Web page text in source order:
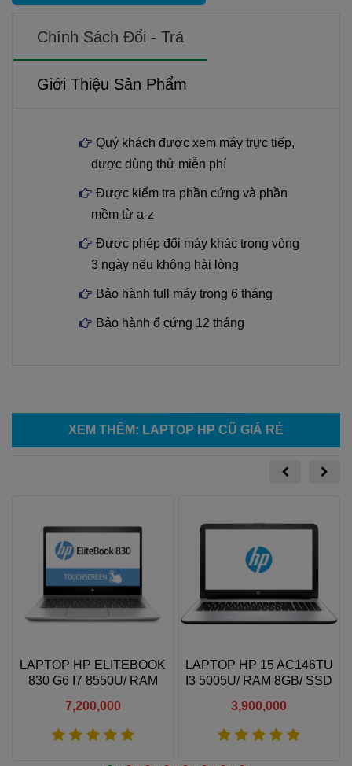
Chính Sách Đổi - Trả
Giới Thiệu Sản Phẩm
Quý khách được xem máy trực tiếp,
được dùng thử miễn phí
Được kiểm tra phần cứng và phần
mềm từ a-z
Được phép đổi máy khác trong vòng
3 ngày nếu không hài lòng
Bảo hành full máy trong 6 tháng
Bảo hành ổ cứng 12 tháng
XEM THÊM: LAPTOP HP CŨ GIÁ RẺ
LAPTOP HP ELITEBOOK
830 G6 I7 8550U/ RAM
FHD TOUCH
7,200,000
LAPTOP HP 15 AC146TU
I3 5005U/ RAM 8GB/ SSD
3,900,000